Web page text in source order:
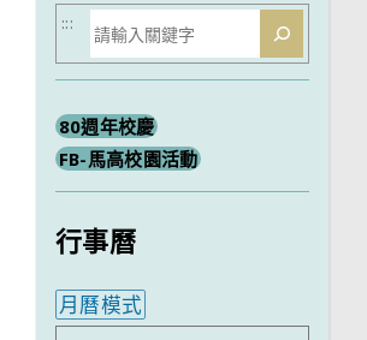
搜
尋
:::
80週年校慶
FB-馬高校園活動
行事曆
月曆模式